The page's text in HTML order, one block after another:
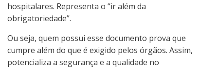
hospitalares. Representa o “ir além da
obrigatoriedade”.
Ou seja, quem possui esse documento prova que
cumpre além do que é exigido pelos órgãos. Assim,
potencializa a segurança e a qualidade no